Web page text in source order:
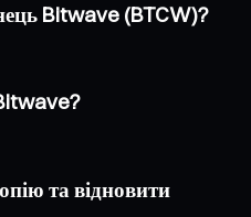
Bitwave (BTCW)?
та відновити